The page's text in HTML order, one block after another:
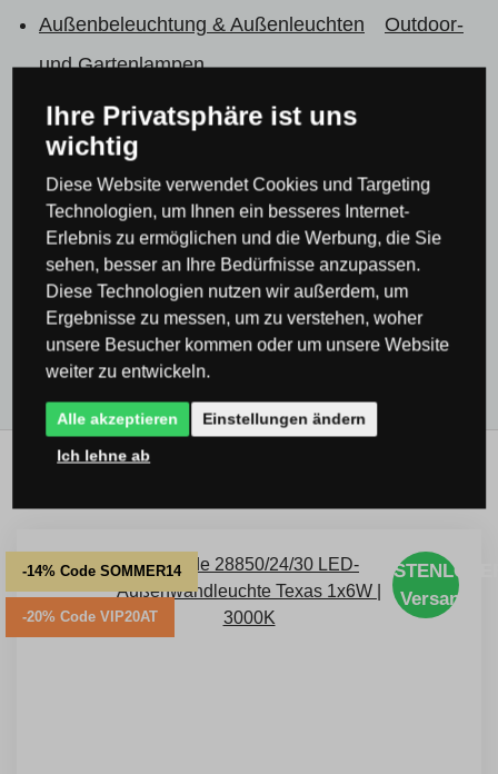
Außenbeleuchtung & Außenleuchten
Outdoor-
und Gartenlampen
Außenbeleuchtung & Außenleuchten
Beleuchtung rund um den Pool
LED Beleuchtung & Leuchten
Leuchten & Beleuchtung Lucide
Leuchten & Beleuchtung Lucide
Außenleuchten
Lucide
Alle Produkte
-14% Code SOMMER14
-20% Code VIP20AT
Versand
Ihre Privatsphäre ist uns
wichtig
Diese Website verwendet Cookies und Targeting
Technologien, um Ihnen ein besseres Internet-
Erlebnis zu ermöglichen und die Werbung, die Sie
sehen, besser an Ihre Bedürfnisse anzupassen.
Diese Technologien nutzen wir außerdem, um
Ergebnisse zu messen, um zu verstehen, woher
unsere Besucher kommen oder um unsere Website
weiter zu entwickeln.
Alle akzeptieren Einstellungen ändern
Ich lehne ab